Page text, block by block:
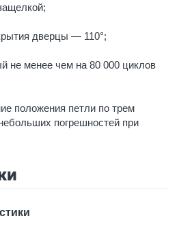
дверцы — 110°;
не менее чем на 80 000 циклов
положения петли по трем
погрешностей при